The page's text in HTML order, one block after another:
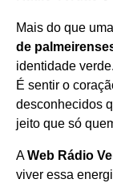
Mais do que
de
identidade verde.
É sentir o
desconhecidos
jeito que só
AWeb Rádio
viver essa